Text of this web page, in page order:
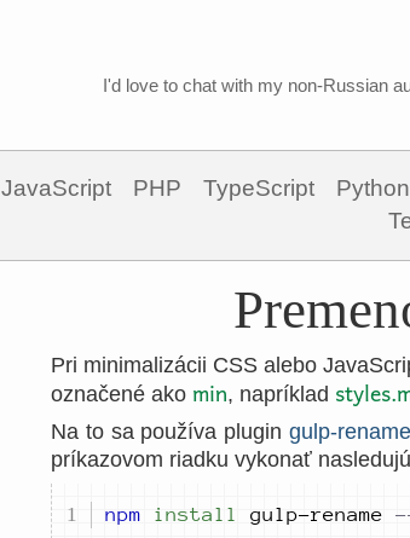
I'd love to chat with my non-Russian
JavaScript PHP TypeScript Python
Pri minimalizácii CSS alebo
označené ako min, napríklad
Na to sa používa plugingulp-rename
príkazovom riadku vykonať
npm install gulp-rename